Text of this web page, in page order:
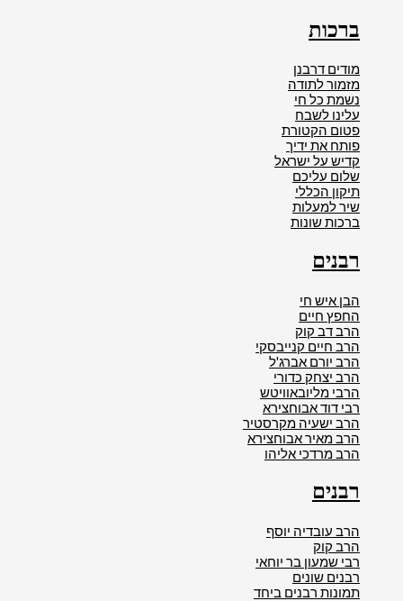
ברכות
מודים דרבנן
מזמור לתודה
נשמת כל חי
עלינו לשבח
פטום הקטורת
פותח את ידיך
קדיש על ישראל
שלום עליכם
תיקון הכללי
שיר למעלות
ברכות שונות
רבנים
הבן איש חי
החפץ חיים
הרב דב קוק
הרב חיים קנייבסקי
הרב יורם אברג'ל
הרב יצחק כדורי
הרבי מליובאוויטש
רבי דוד אבוחצירא
הרב ישעיה מקרסטיר
הרב מאיר אבוחצירא
הרב מרדכי אליהו
רבנים
הרב עובדיה יוסף
הרב קוק
רבי שמעון בר יוחאי
רבנים שונים
תמונות רבנים ביחד